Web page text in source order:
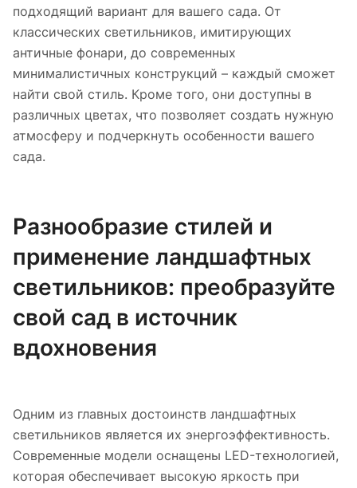
подходящий вариант для вашего сада. От
классических светильников, имитирующих
античные фонари, до современных
минималистичных конструкций – каждый сможет
найти свой стиль. Кроме того, они доступны в
различных цветах, что позволяет создать нужную
атмосферу и подчеркнуть особенности вашего
сада.
Разнообразие стилей и
применение ландшафтных
светильников: преобразуйте
свой сад в источник
вдохновения
Одним из главных достоинств ландшафтных
светильников является их энергоэффективность.
Современные модели оснащены LED-технологией,
которая обеспечивает высокую яркость при